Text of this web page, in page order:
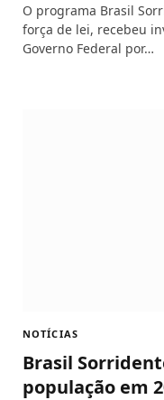
O programa Brasil
força de lei, recebeu
Governo Federal por…
NOTÍCIAS
Brasil
população em